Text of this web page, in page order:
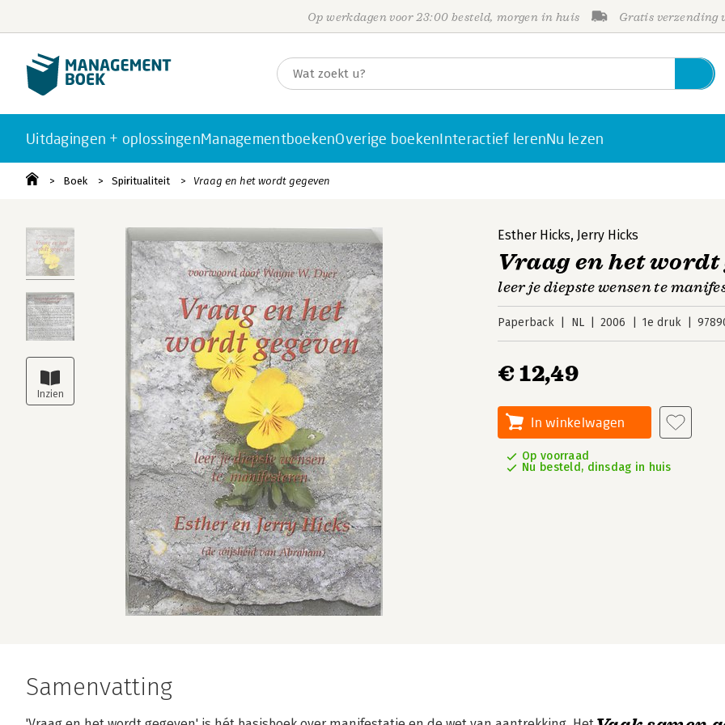
Op werkdagen voor 23:00 besteld, morgen in huis Gratis verzending
Uitdagingen + oplossingenManagementboekenOverige boekenInteractief lerenNu lezen
Boek Spiritualiteit Vraag en het wordt gegeven
Esther Hicks, Jerry Hicks
Vraag en het wordt
leer je diepste wensen te
Paperback NL 2006 1e druk
€ 12,49
In winkelwagen
Op voorraad
Nu besteld, dinsdag in huis
Samenvatting